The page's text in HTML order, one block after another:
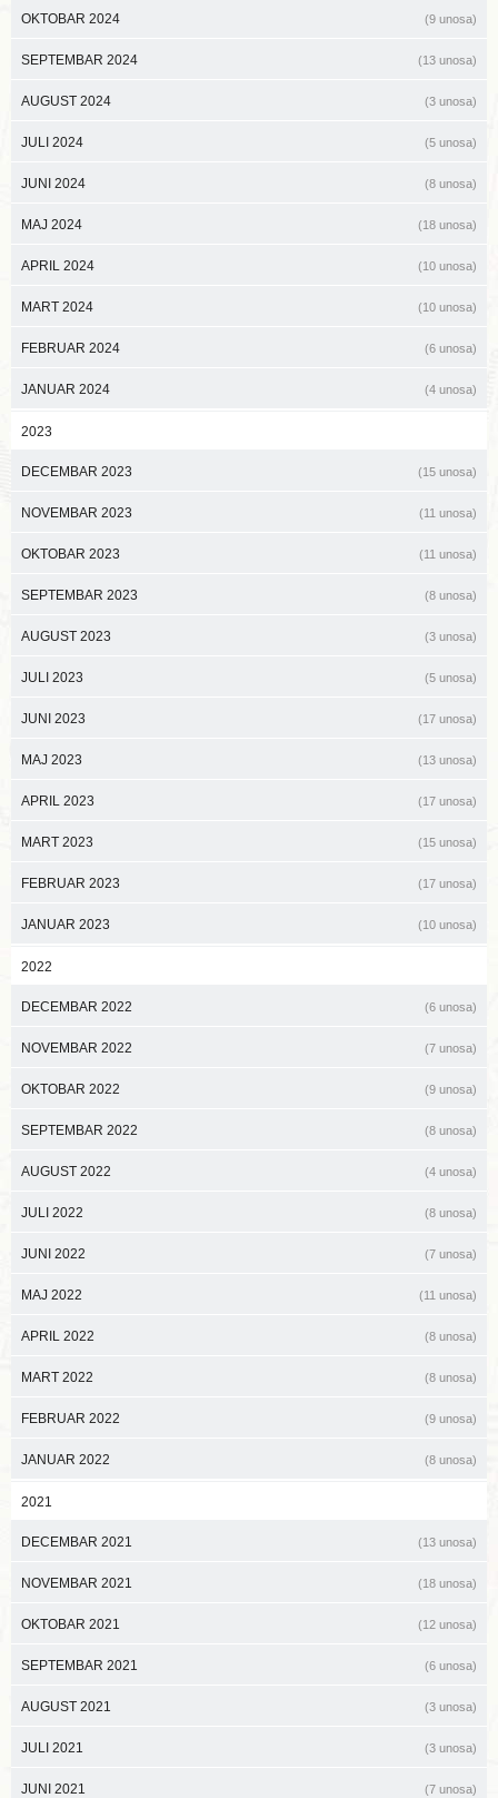
OKTOBAR 2024 (9 unosa)
SEPTEMBAR 2024 (13 unosa)
AUGUST 2024 (3 unosa)
JULI 2024 (5 unosa)
JUNI 2024 (8 unosa)
MAJ 2024 (18 unosa)
APRIL 2024 (10 unosa)
MART 2024 (10 unosa)
FEBRUAR 2024 (6 unosa)
JANUAR 2024 (4 unosa)
2023
DECEMBAR 2023 (15 unosa)
NOVEMBAR 2023 (11 unosa)
OKTOBAR 2023 (11 unosa)
SEPTEMBAR 2023 (8 unosa)
AUGUST 2023 (3 unosa)
JULI 2023 (5 unosa)
JUNI 2023 (17 unosa)
MAJ 2023 (13 unosa)
APRIL 2023 (17 unosa)
MART 2023 (15 unosa)
FEBRUAR 2023 (17 unosa)
JANUAR 2023 (10 unosa)
2022
DECEMBAR 2022 (6 unosa)
NOVEMBAR 2022 (7 unosa)
OKTOBAR 2022 (9 unosa)
SEPTEMBAR 2022 (8 unosa)
AUGUST 2022 (4 unosa)
JULI 2022 (8 unosa)
JUNI 2022 (7 unosa)
MAJ 2022 (11 unosa)
APRIL 2022 (8 unosa)
MART 2022 (8 unosa)
FEBRUAR 2022 (9 unosa)
JANUAR 2022 (8 unosa)
2021
DECEMBAR 2021 (13 unosa)
NOVEMBAR 2021 (18 unosa)
OKTOBAR 2021 (12 unosa)
SEPTEMBAR 2021 (6 unosa)
AUGUST 2021 (3 unosa)
JULI 2021 (3 unosa)
JUNI 2021 (7 unosa)